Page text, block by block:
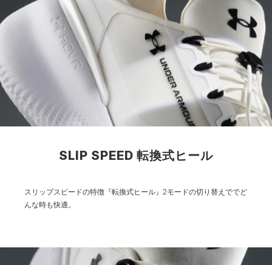
SLIP SPEED 転換式ヒール
スリップスピードの特徴『転換式ヒール』2モードの切り替えででど
んな時も快適。